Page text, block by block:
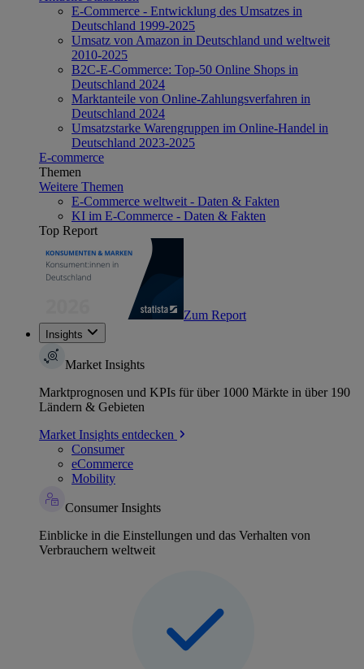
E-Commerce - Entwicklung des Umsatzes in
Deutschland 1999-2025
Umsatz von Amazon in Deutschland und weltweit
2010-2025
B2C-E-Commerce: Top-50 Online Shops in
Deutschland 2024
Marktanteile von Online-Zahlungsverfahren in
Deutschland 2024
Umsatzstarke Warengruppen im Online-Handel in
Deutschland 2023-2025
E-commerce
Themen
Weitere Themen
E-Commerce weltweit - Daten & Fakten
KI im E-Commerce - Daten & Fakten
Top Report
Zum Report
Insights
Market Insights
Marktprognosen und KPIs für über 1000 Märkte in über 190
Ländern & Gebieten
Market Insights entdecken
Consumer
eCommerce
Mobility
Consumer Insights
Einblicke in die Einstellungen und das Verhalten von
Verbrauchern weltweit